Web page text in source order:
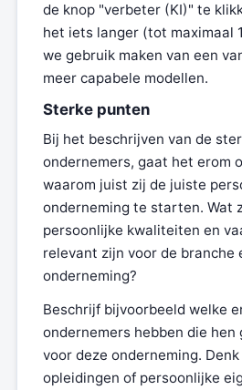
de knop "verbeter (KI)" te
het iets langer (tot maximaal
we gebruik maken van een
meer capabele modellen.
Sterke punten
Bij het beschrijven van de
ondernemers, gaat het erom
waarom juist zij de juiste
onderneming te starten. Wat
persoonlijke kwaliteiten en
relevant zijn voor de branche
onderneming?
Beschrijf bijvoorbeeld welke
ondernemers hebben die hen
voor deze onderneming.
opleidingen of persoonlijke